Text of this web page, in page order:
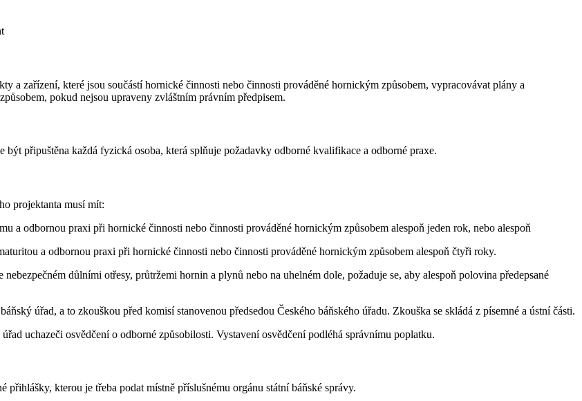
a zařízení, které jsou součástí hornické činnosti nebo činnosti prováděné hornickým způsobem, vypracovávat plány a
pokud nejsou upraveny zvláštním právním předpisem.
připuštěna každá fyzická osoba, která splňuje požadavky odborné kvalifikace a odborné praxe.
projektanta musí mít:
a odbornou praxi při hornické činnosti nebo činnosti prováděné hornickým způsobem alespoň jeden rok, nebo alespoň
a odbornou praxi při hornické činnosti nebo činnosti prováděné hornickým způsobem alespoň čtyři roky.
důlními otřesy, průtržemi hornin a plynů nebo na uhelném dole, požaduje se, aby alespoň polovina předepsané
úřad, a to zkouškou před komisí stanovenou předsedou Českého báňského úřadu. Zkouška se skládá z písemné a ústní části.
uchazeči osvědčení o odborné způsobilosti. Vystavení osvědčení podléhá správnímu poplatku.
kterou je třeba podat místně příslušnému orgánu státní báňské správy.